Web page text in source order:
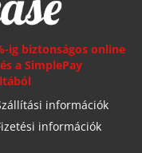
ig biztonságos online
a SimplePay
információk
információk